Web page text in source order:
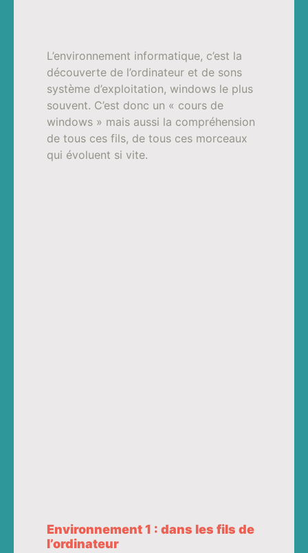
L’environnement informatique, c’est la
découverte de l’ordinateur et de sons
système d’exploitation, windows le plus
souvent. C’est donc un « cours de
windows » mais aussi la compréhension
de tous ces fils, de tous ces morceaux
qui évoluent si vite.
Environnement 1 : dans les fils de
l’ordinateur